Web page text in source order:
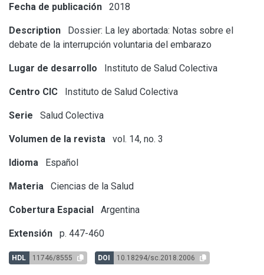
Fecha de publicación 2018
Description
Dossier: La ley abortada: Notas sobre el
debate de la interrupción voluntaria del embarazo
Lugar de desarrollo Instituto de Salud Colectiva
Centro CIC Instituto de Salud Colectiva
Serie Salud Colectiva
Volumen de la revista vol. 14, no. 3
Idioma Español
Materia Ciencias de la Salud
Cobertura Espacial Argentina
Extensión p. 447-460
HDL 11746/8555 DOI 10.18294/sc.2018.2006